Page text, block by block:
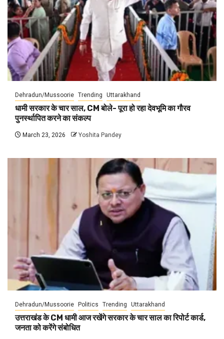
Dehradun/Mussoorie Trending Uttarakhand
धामी सरकार के चार साल, CM बोले- पूरा हो रहा देवभूमि का गौरव
पुनर्स्थापित करने का संकल्प
March 23, 2026 Yoshita Pandey
Dehradun/Mussoorie Politics Trending Uttarakhand
उत्तराखंड के CM धामी आज रखेंगे सरकार के चार साल का रिपोर्ट कार्ड,
जनता को करेंगे संबोधित